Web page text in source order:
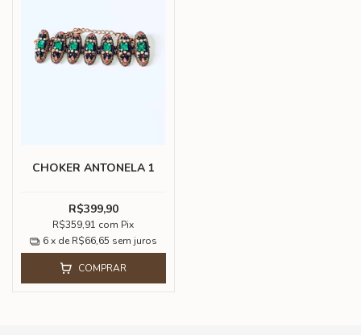
CHOKER ANTONELA 1
R$399,90
R$359,91 com Pix
6 x de R$66,65 sem juros
COMPRAR